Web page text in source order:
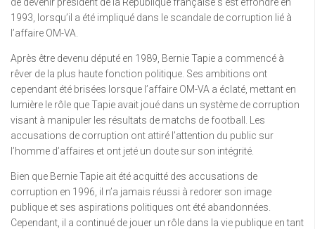
1993, lorsqu’il a été impliqué dans le scandale de corruption lié à
l’affaire OM-VA.
Après être devenu député en 1989, Bernie Tapie a commencé à
rêver de la plus haute fonction politique. Ses ambitions ont
cependant été brisées lorsque l’affaire OM-VA a éclaté, mettant en
lumière le rôle que Tapie avait joué dans un système de corruption
visant à manipuler les résultats de matchs de football. Les
accusations de corruption ont attiré l’attention du public sur
l’homme d’affaires et ont jeté un doute sur son intégrité.
Bien que Bernie Tapie ait été acquitté des accusations de
corruption en 1996, il n’a jamais réussi à redorer son image
publique et ses aspirations politiques ont été abandonnées.
Cependant, il a continué de jouer un rôle dans la vie publique en tant